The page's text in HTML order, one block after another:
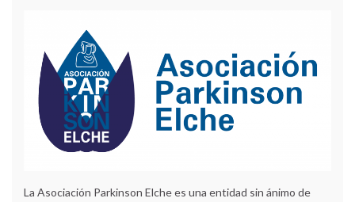
La Asociación Parkinson Elche es una entidad sin ánimo de